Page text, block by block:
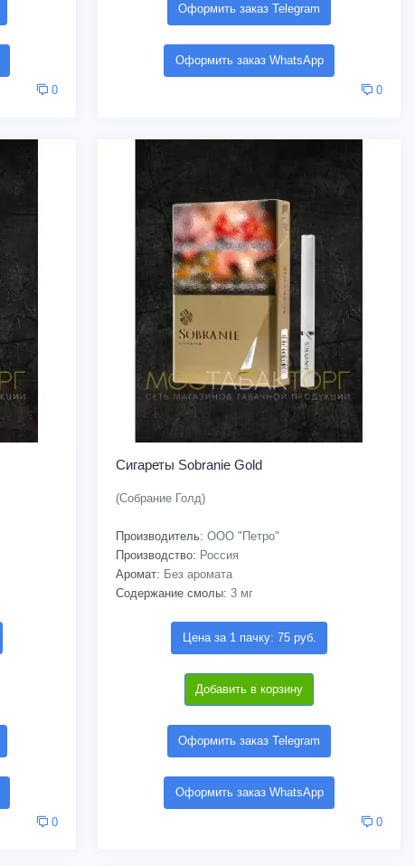
0
Оформить заказ Telegram
Оформить заказ WhatsApp
0
0
Сигареты Sobranie Gold
(Собрание Голд)
Производитель: ООО "Петро"
Производство: Россия
Аромат: Без аромата
Содержание смолы: 3 мг
Цена за 1 пачку: 75 руб.
Добавить в корзину
Оформить заказ Telegram
Оформить заказ WhatsApp
0